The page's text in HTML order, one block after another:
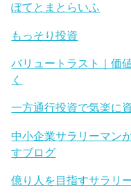
ぽてとまとらいふ
もっそり投資
バリュートラスト｜価
く
一方通行投資で気楽に
中小企業サラリーマン
すブログ
億り人を目指すサラリ